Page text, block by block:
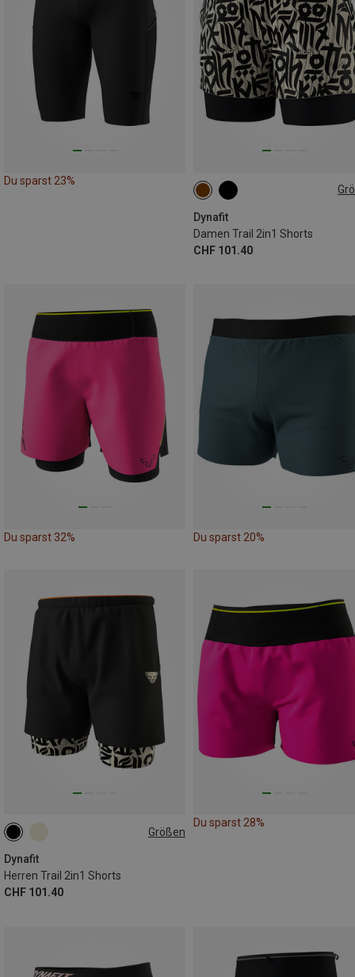
Du sparst 23%
Dynafit
Damen Trail 2in1 Shorts
CHF 101.40
XS S
Du sparst 32% Du sparst 20%
Größen
Dynafit
Herren Trail 2in1 Shorts
CHF 101.40
S
Du sparst 28%